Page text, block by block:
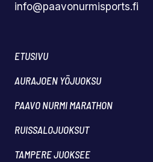
info@paavonurmisports.fi
ETUSIVU
AURAJOEN YÖJUOKSU
PAAVO NURMI MARATHON
RUISSALOJUOKSUT
TAMPERE JUOKSEE